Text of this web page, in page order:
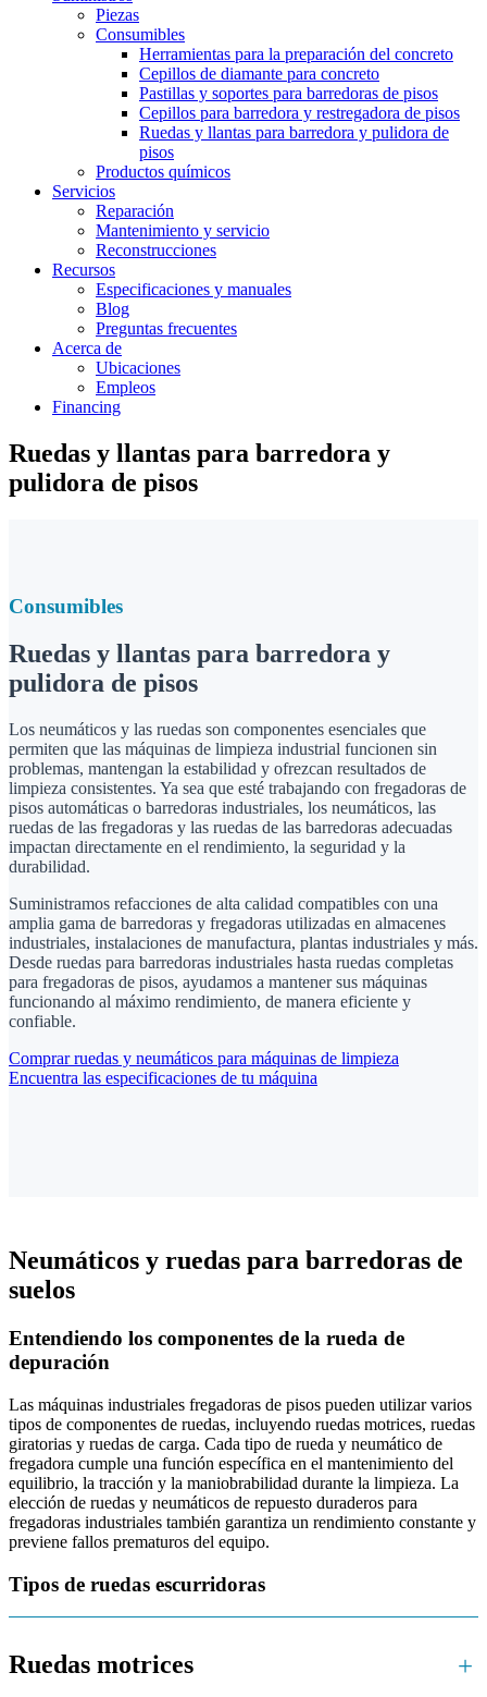
Piezas
Consumibles
Herramientas para la preparación del concreto
Cepillos de diamante para concreto
Pastillas y soportes para barredoras de pisos
Cepillos para barredora y restregadora de pisos
Ruedas y llantas para barredora y pulidora de
pisos
Productos químicos
Servicios
Reparación
Mantenimiento y servicio
Reconstrucciones
Recursos
Especificaciones y manuales
Blog
Preguntas frecuentes
Acerca de
Ubicaciones
Empleos
Financing
Ruedas y llantas para barredora y
pulidora de pisos
Consumibles
Ruedas y llantas para barredora y
pulidora de pisos
Los neumáticos y las ruedas son componentes esenciales que
permiten que las máquinas de limpieza industrial funcionen sin
problemas, mantengan la estabilidad y ofrezcan resultados de
limpieza consistentes. Ya sea que esté trabajando con fregadoras de
pisos automáticas o barredoras industriales, los neumáticos, las
ruedas de las fregadoras y las ruedas de las barredoras adecuadas
impactan directamente en el rendimiento, la seguridad y la
durabilidad.
Suministramos refacciones de alta calidad compatibles con una
amplia gama de barredoras y fregadoras utilizadas en almacenes
industriales, instalaciones de manufactura, plantas industriales y más.
Desde ruedas para barredoras industriales hasta ruedas completas
para fregadoras de pisos, ayudamos a mantener sus máquinas
funcionando al máximo rendimiento, de manera eficiente y
confiable.
Comprar ruedas y neumáticos para máquinas de limpieza
Encuentra las especificaciones de tu máquina
Neumáticos y ruedas para barredoras de
suelos
Entendiendo los componentes de la rueda de
depuración
Las máquinas industriales fregadoras de pisos pueden utilizar varios
tipos de componentes de ruedas, incluyendo ruedas motrices, ruedas
giratorias y ruedas de carga. Cada tipo de rueda y neumático de
fregadora cumple una función específica en el mantenimiento del
equilibrio, la tracción y la maniobrabilidad durante la limpieza. La
elección de ruedas y neumáticos de repuesto duraderos para
fregadoras industriales también garantiza un rendimiento constante y
previene fallos prematuros del equipo.
Tipos de ruedas escurridoras
Ruedas motrices